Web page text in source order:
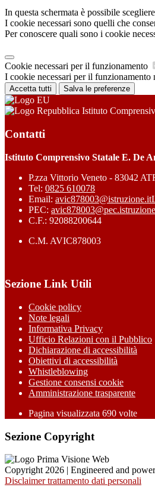
In questa schermata è possibile
I cookie necessari sono quelli che
Per conoscere quali sono i cookie
Cookie necessari per il funzionamento
I cookie necessari per il
Accetta tutti Salva le preferenze
Istituto
Contatti
Istituto Comprensivo Statale E. De
P.zza Vittorio Veneto - 83042
Tel: 0825 610078
Email: avic878003@istruzione.it
PEC:
C.F.: 92088200644
C.M. AVIC878003
Sezione Link Utili
Cookie policy
Note legali
Informativa Privacy
Ufficio Relazioni con il Pubblico
Dichiarazione di accessibilità
Obiettivi di accessibilità
Whistleblowing
Gestione consensi cookie
Amministrazione trasparente
Pagina visualizzata 690 volte
Sezione Copyright
Copyright 2026 | Engineered and
Disclaimer trattamento dati personali